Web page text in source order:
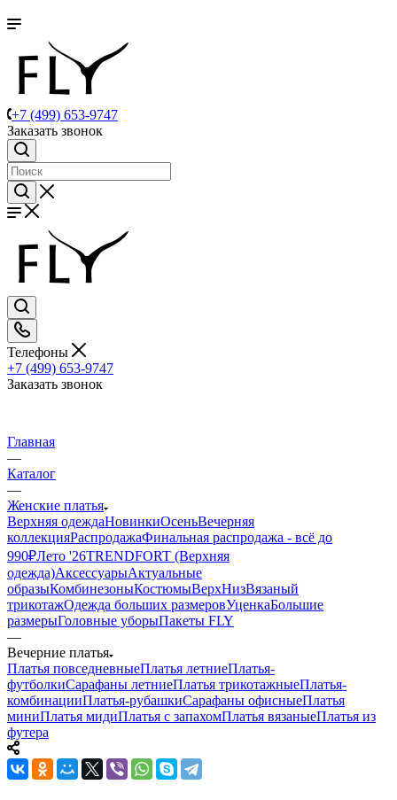
+7 (499) 653-9747
Заказать звонок
Телефоны
+7 (499) 653-9747
Заказать звонок
Главная
—
Каталог
—
Женские платья
Верхняя одеждаНовинкиОсеньВечерняя
коллекцияРаспродажаФинальная распродажа - всё до
990₽Лето '26TRENDFORT (Верхняя
одежда)АксессуарыАктуальные
образыКомбинезоныКостюмыВерхНизВязаный
трикотажОдежда больших размеровУценкаБольшие
размерыГоловные уборыПакеты FLY
—
Вечерние платья
Платья повседневныеПлатья летниеПлатья-
футболкиСарафаны летниеПлатья трикотажныеПлатья-
комбинацииПлатья-рубашкиСарафаны офисныеПлатья
миниПлатья мидиПлатья с запахомПлатья вязаныеПлатья из
футера